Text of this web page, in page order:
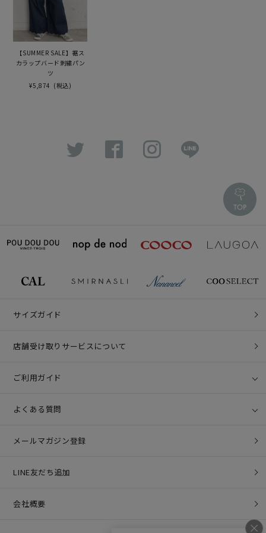
【SUMMER SALE】裾ス
カラップバード刺繍パン
ツ
¥5,874 (税込)
サイズガイド
店舗受け取りサービスについて
ご利用ガイド
よくある質問
メールマガジン登録
LINE友だち追加
会社概要